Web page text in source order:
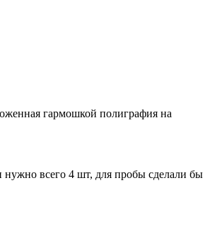
гармошкой полиграфия на
нужно всего 4 шт, для пробы сделали бы